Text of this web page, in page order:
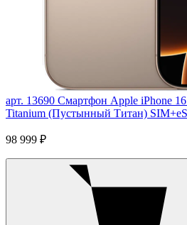
арт. 13690 Смартфон Apple iPhone
Titanium (Пустынный Титан)
98 999 ₽